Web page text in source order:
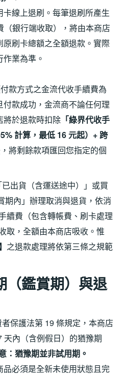
線上退刷。每筆退刷所產生
（銀行端收取），將由本商店
原刷卡總額之全額退款。實際
業為準。
款方式之金流代收手續費為
款成功，金流商不論任何理
將於退款時扣除「綠界代收手
計算，最低 16 元起）+ 跨
將剩餘款項匯回您指定的個
出貨（含運送途中）」或買
期內」辦理取消與退貨，依消
續費（包含轉帳費、刷卡處理
取，全額由本商店吸收。惟
之退款處理將依第三條之規範
（鑑賞期）與退
保護法第 19 條規定，本商店
天內（含例假日）的猶豫期
：猶豫期並非試用期。
品必須是全新未使用狀態且完